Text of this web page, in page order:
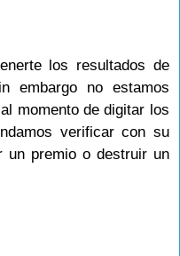
los resultados de
embargo no estamos
momento de digitar los
verificar con su
un premio o destruir un